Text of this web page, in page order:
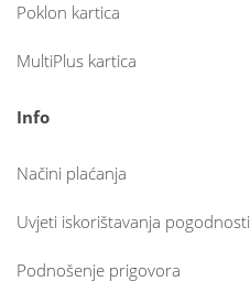
Poklon kartica
MultiPlus kartica
Info
Načini plaćanja
Uvjeti iskorištavanja pogodnosti
Podnošenje prigovora